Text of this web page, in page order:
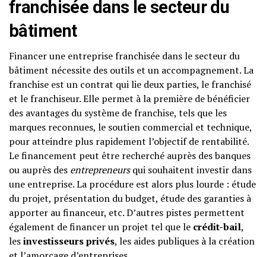
franchisée dans le secteur du
bâtiment
Financer une entreprise franchisée dans le secteur du
bâtiment nécessite des outils et un accompagnement. La
franchise est un contrat qui lie deux parties, le franchisé
et le franchiseur. Elle permet à la première de bénéficier
des avantages du système de franchise, tels que les
marques reconnues, le soutien commercial et technique,
pour atteindre plus rapidement l’objectif de rentabilité.
Le financement peut être recherché auprès des banques
ou auprès des entrepreneursqui souhaitent investir dans
une entreprise. La procédure est alors plus lourde : étude
du projet, présentation du budget, étude des garanties à
apporter au financeur, etc. D’autres pistes permettent
également de financer un projet tel que le crédit-bail,
lesinvestisseurs privés, les aides publiques à la création